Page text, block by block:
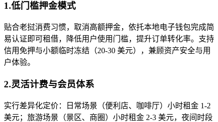
1.低门槛押金模式
贴合老挝消费习惯，取消高额押金，依托本地电子钱包完成简
易认证即可租借，降低用户使用门槛，提升订单转化率。支持
信用免押与小额临时冻结（20-30 美元），兼顾资产安全与用
户体验。
2.灵活计费与会员体系
实行差异化定价：日常场景（便利店、咖啡厅）小时租金 1-2
美元；旅游场景（景区、商圈）小时租金 2-3 美元，夜间时段